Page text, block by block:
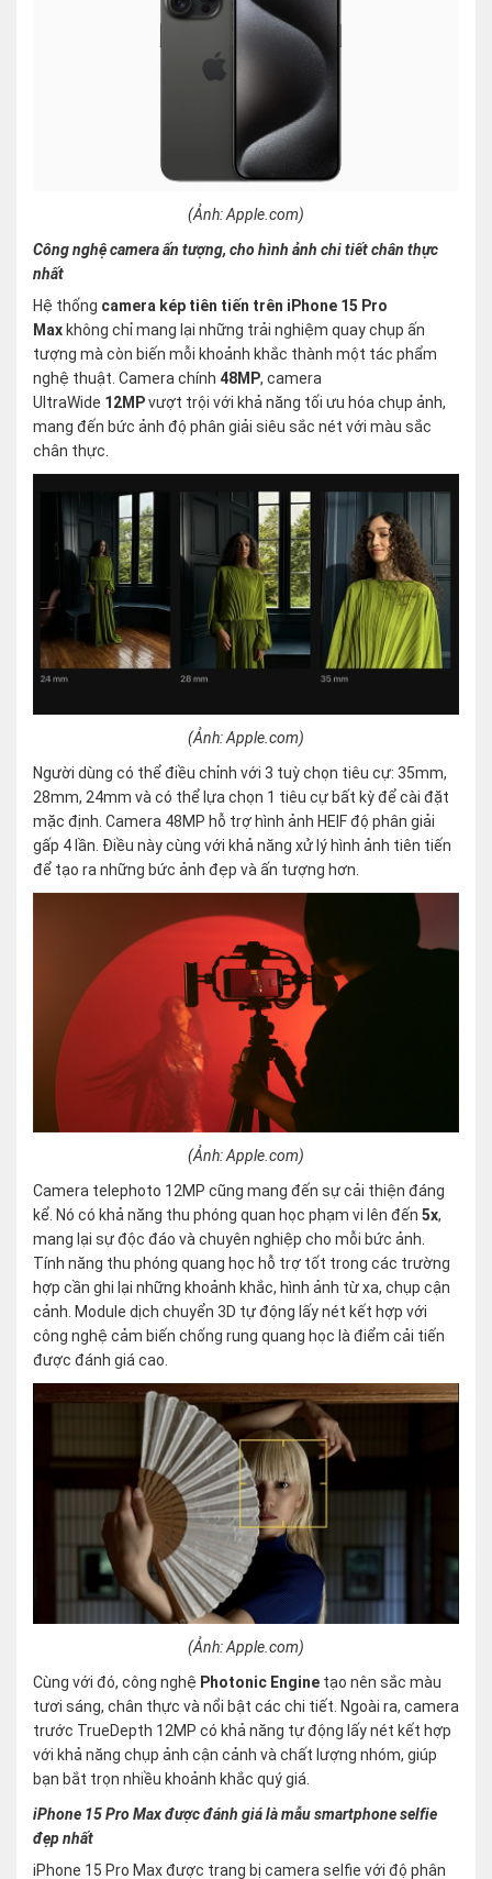
(Ảnh: Apple.com)
Công nghệ camera ấn tượng, cho hình ảnh chi tiết chân thực
nhất
Hệ thống camera kép tiên tiến trên iPhone 15 Pro
Max không chỉ mang lại những trải nghiệm quay chụp ấn
tượng mà còn biến mỗi khoảnh khắc thành một tác phẩm
nghệ thuật. Camera chính 48MP, camera
UltraWide 12MPvượt trội với khả năng tối ưu hóa chụp ảnh,
mang đến bức ảnh độ phân giải siêu sắc nét với màu sắc
chân thực.
(Ảnh: Apple.com)
Người dùng có thể điều chỉnh với 3 tuỳ chọn tiêu cự: 35mm,
28mm, 24mm và có thể lựa chọn 1 tiêu cự bất kỳ để cài đặt
mặc định. Camera 48MP hỗ trợ hình ảnh HEIF độ phân giải
gấp 4 lần. Điều này cùng với khả năng xử lý hình ảnh tiên tiến
để tạo ra những bức ảnh đẹp và ấn tượng hơn.
(Ảnh: Apple.com)
Camera telephoto 12MP cũng mang đến sự cải thiện đáng
kể. Nó có khả năng thu phóng quan học phạm vi lên đến 5x,
mang lại sự độc đáo và chuyên nghiệp cho mỗi bức ảnh.
Tính năng thu phóng quang học hỗ trợ tốt trong các trường
hợp cần ghi lại những khoảnh khắc, hình ảnh từ xa, chụp cận
cảnh. Module dịch chuyển 3D tự động lấy nét kết hợp với
công nghệ cảm biến chống rung quang học là điểm cải tiến
được đánh giá cao.
(Ảnh: Apple.com)
Cùng với đó, công nghệ Photonic Engine tạo nên sắc màu
tươi sáng, chân thực và nổi bật các chi tiết. Ngoài ra, camera
trước TrueDepth 12MP có khả năng tự động lấy nét kết hợp
với khả năng chụp ảnh cận cảnh và chất lượng nhóm, giúp
bạn bắt trọn nhiều khoảnh khắc quý giá.
iPhone 15 Pro Max được đánh giá là mẫu smartphone selfie
đẹp nhất
iPhone 15 Pro Max được trang bị camera selfie với độ phân